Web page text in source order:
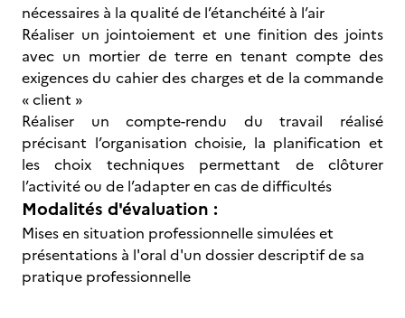
nécessaires à la qualité de l’étanchéité à l’air
Réaliser un jointoiement et une finition des joints
avec un mortier de terre en tenant compte des
exigences du cahier des charges et de la commande
« client »
Réaliser un compte-rendu du travail réalisé
précisant l’organisation choisie, la planification et
les choix techniques permettant de clôturer
l’activité ou de l’adapter en cas de difficultés
Modalités d'évaluation :
Mises en situation professionnelle simulées et
présentations à l'oral d'un dossier descriptif de sa
pratique professionnelle